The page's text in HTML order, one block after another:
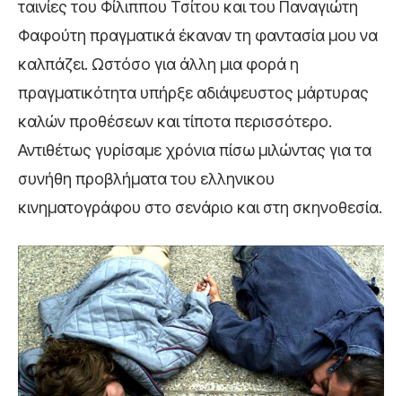
ταινίες του Φίλιππου Τσίτου και του Παναγιώτη
Φαφούτη πραγματικά έκαναν τη φαντασία μου να
καλπάζει. Ωστόσο για άλλη μια φορά η
πραγματικότητα υπήρξε αδιάψευστος μάρτυρας
καλών προθέσεων και τίποτα περισσότερο.
Αντιθέτως γυρίσαμε χρόνια πίσω μιλώντας για τα
συνήθη προβλήματα του ελληνικου
κινηματογράφου στο σενάριο και στη σκηνοθεσία.